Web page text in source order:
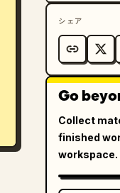
シェア
Go
Collect
finished
workspace.